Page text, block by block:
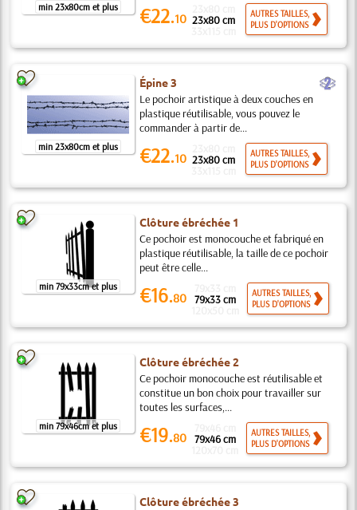
min 23x80cm et plus €22.10 23x80 cm
AUTRES TAILLES,
PLUS D'OPTIONS
min 23x80cm et plus
Épine 3 b
Le pochoir artistique à deux couches en
plastique réutilisable, vous pouvez le
commander à partir de...
€22.10 23x80 cm
AUTRES TAILLES,
PLUS D'OPTIONS
min 79x33cm et plus
Clôture ébréchée 1
Ce pochoir est monocouche et fabriqué en
plastique réutilisable, la taille de ce pochoir
peut être celle...
€16.80 79x33 cm
AUTRES TAILLES,
PLUS D'OPTIONS
min 79x46cm et plus
Clôture ébréchée 2
Ce pochoir monocouche est réutilisable et
constitue un bon choix pour travailler sur
toutes les surfaces,...
€19.80 79x46 cm
AUTRES TAILLES,
PLUS D'OPTIONS
Clôture ébréchée 3